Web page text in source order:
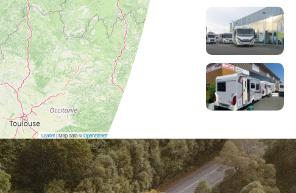
Leaflet| Map data ©OpenStreetMap